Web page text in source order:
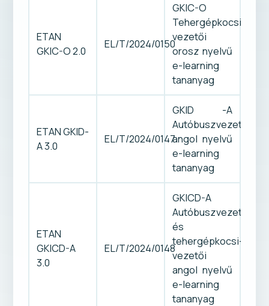
ETAN
GKIC-O 2.0
EL/T/2024/0150
GKIC-O
Tehergépkocsi-
vezetői
orosz nyelvű
e-learning
tananyag
ETAN GKID-
A 3.0
EL/T/2024/0147
GKID -A
Autóbuszvezetői
angol nyelvű
e-learning
tananyag
ETAN
GKICD-A
3.0
EL/T/2024/0148
GKICD-A
Autóbuszvezetői
és
tehergépkocsi-
vezetői
angol nyelvű
e-learning
tananyag